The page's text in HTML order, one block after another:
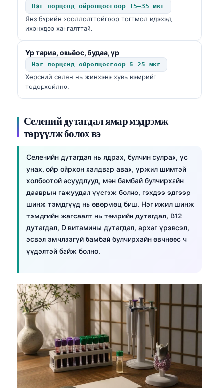
Нэг порцонд ойролцоогоор 15–35 мкг
Янз бүрийн хооллолттойгоор тогтмол идэхэд
ихэнхдээ хангалттай.
Үр тариа, овьёос, будаа, үр
Нэг порцонд ойролцоогоор 5–25 мкг
Хөрсний селен нь жинхэнэ хувь нэмрийг
тодорхойлно.
Селений дутагдал ямар мэдрэмж
төрүүлж болох вэ
Селенийн дутагдал нь ядрах, булчин сулрах, үс
унах, ойр ойрхон халдвар авах, үржил шимтэй
холбоотой асуудлууд, мөн бамбай булчирхайн
дааврын гажуудал үүсгэж болно, гэхдээ эдгээр
шинж тэмдгүүд нь өвөрмөц биш. Нэг ижил шинж
тэмдгийн жагсаалт нь төмрийн дутагдал, B12
дутагдал, D витамины дутагдал, архаг үрэвсэл,
эсвэл эмчлээгүй бамбай булчирхайн өвчнөөс ч
үүдэлтэй байж болно.